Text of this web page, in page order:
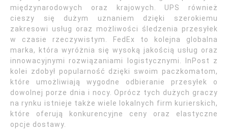
międzynarodowych oraz krajowych. UPS również
cieszy się dużym uznaniem dzięki szerokiemu
zakresowi usług oraz możliwości śledzenia przesyłek
w czasie rzeczywistym. FedEx to kolejna globalna
marka, która wyróżnia się wysoką jakością usług oraz
innowacyjnymi rozwiązaniami logistycznymi. InPost z
kolei zdobył popularność dzięki swoim paczkomatom,
które umożliwiają wygodne odbieranie przesyłek o
dowolnej porze dnia i nocy. Oprócz tych dużych graczy
na rynku istnieje także wiele lokalnych firm kurierskich,
które oferują konkurencyjne ceny oraz elastyczne
opcje dostawy.